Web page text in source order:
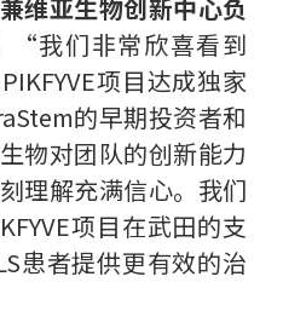
维亚生物创新中心负
“我们非常欣喜看到
项目达成独家
的早期投资者和
物对团队的创新能力
理解充满信心。我们
项目在武田的支
患者提供更有效的治